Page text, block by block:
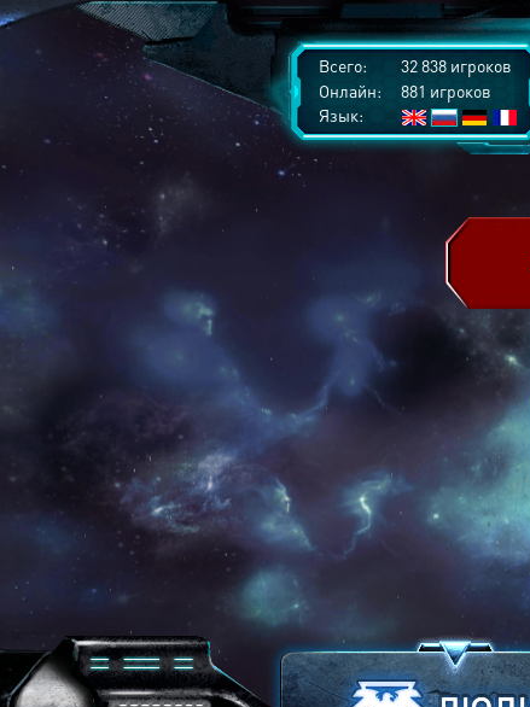
Всего:
32 838 игроков
Онлайн:
881 игроков
Язык: